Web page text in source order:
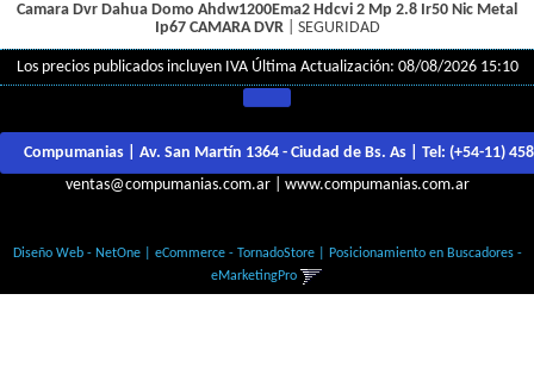
Camara Dvr Dahua Domo Ahdw1200Ema2 Hdcvi 2 Mp 2.8 Ir50 Nic Metal
Ip67 CAMARA DVR| SEGURIDAD
Los precios publicados incluyen IVA Última Actualización: 08/08/2026 15:10
Compumanias | Av. San Martín 1364 - Ciudad de Bs. As | Tel: (+54-11)
ventas@compumanias.com.ar| www.compumanias.com.ar
Diseño Web - NetOne| eCommerce - TornadoStore| Posicionamiento en Buscadores -
eMarketingPro